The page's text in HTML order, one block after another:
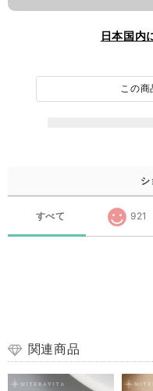
日本国内
この商
シ
すべて 921
関連商品